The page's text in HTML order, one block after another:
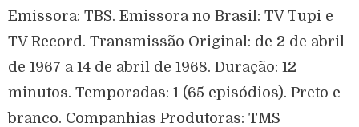
Emissora: TBS. Emissora no Brasil: TV Tupi e
TV Record. Transmissão Original: de 2 de abril
de 1967 a 14 de abril de 1968. Duração: 12
minutos. Temporadas: 1 (65 episódios). Preto e
branco. Companhias Produtoras: TMS